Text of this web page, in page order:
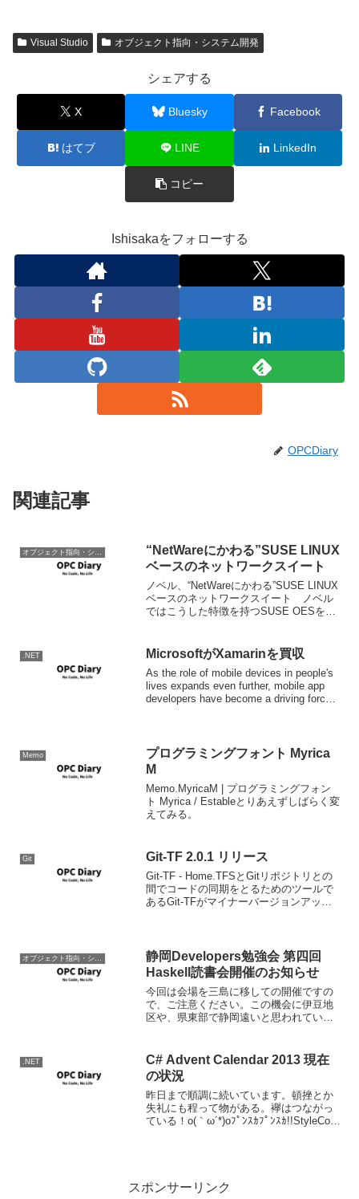
Visual Studio オブジェクト指向・システム開発
シェアする
X Bluesky Facebook
はてブ LINE LinkedIn
コピー
Ishisakaをフォローする
OPCDiary
関連記事
“NetWareにかわる”SUSE LINUX
ベースのネットワークスイート
ノベル、“NetWareにかわる”SUSE LINUX
ベースのネットワークスイート ノベル
ではこうした特徴を持つSUSE OESを用
了したWindows N...
.NET MicrosoftがXamarinを買収
As the role of mobile devices in people's
lives expands even further, mobile app
developers have become a driving force
Memo
プログラミングフォント Myrica
M
Memo.MyricaM | プログラミングフォン
ト Myrica / Estableとりあえずしばらく変
えてみる。
Git Git-TF 2.0.1 リリース
Git-TF - Home.TFSとGitリポジトリとの
間でコードの同期をとるためのツールで
あるGit-TFがマイナーバージョンアップ
静岡Developers勉強会 第四回
Haskell読書会開催のお知らせ
今回は会場を三島に移しての開催ですの
で、ご注意ください。この機会に伊豆地
区や、県東部で静岡遠いと思われていた
（土） 13：00～17：00 場 所 ： ...
.NET
C# Advent Calendar 2013 現在
の状況
昨日まで順調に続いています。頓挫とか
失礼にも程って物がある。襷はつながっ
ている！o(｀ω´*)oﾌﾟﾝｽｶﾌﾟﾝｽｶ!!StyleCop
スポンサーリンク